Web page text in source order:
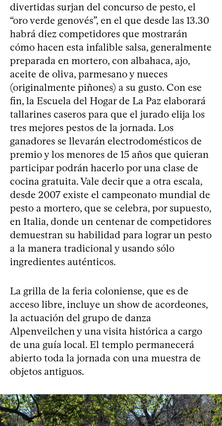
divertidas surjan del concurso de pesto, el
“oro verde genovés”, en el que desde las 13.30
habrá diez competidores que mostrarán
cómo hacen esta infalible salsa, generalmente
preparada en mortero, con albahaca, ajo,
aceite de oliva, parmesano y nueces
(originalmente piñones) a su gusto. Con ese
fin, la Escuela del Hogar de La Paz elaborará
tallarines caseros para que el jurado elija los
tres mejores pestos de la jornada. Los
ganadores se llevarán electrodomésticos de
premio y los menores de 15 años que quieran
participar podrán hacerlo por una clase de
cocina gratuita. Vale decir que a otra escala,
desde 2007 existe el campeonato mundial de
pesto a mortero, que se celebra, por supuesto,
en Italia, donde un centenar de competidores
demuestran su habilidad para lograr un pesto
a la manera tradicional y usando sólo
ingredientes auténticos.
La grilla de la feria coloniense, que es de
acceso libre, incluye un show de acordeones,
la actuación del grupo de danza
Alpenveilchen y una visita histórica a cargo
de una guía local. El templo permanecerá
abierto toda la jornada con una muestra de
objetos antiguos.